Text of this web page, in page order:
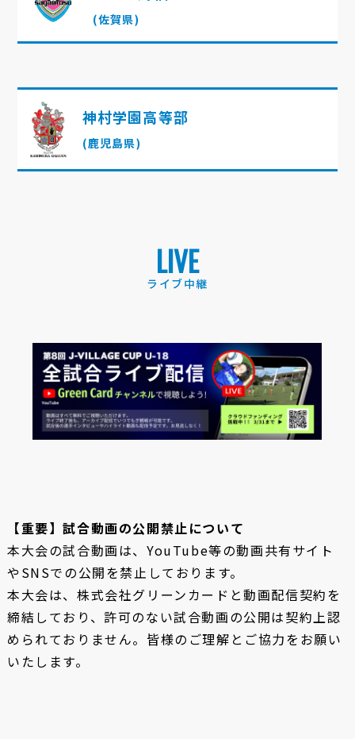
(佐賀県)
神村学園高等部
(鹿児島県)
LIVE
ライブ中継
【重要】試合動画の公開禁止について
本大会の試合動画は、YouTube等の動画共有サイト
やSNSでの公開を禁止しております。
本大会は、株式会社グリーンカードと動画配信契約を
締結しており、許可のない試合動画の公開は契約上認
められておりません。皆様のご理解とご協力をお願い
いたします。